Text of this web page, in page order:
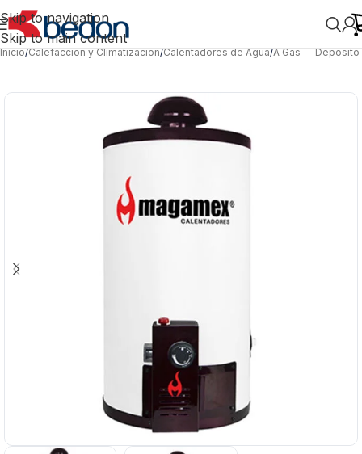
Skip to navigation
Skip to main content
Inicio/Calefacción y Climatización/Calentadores de Agua/A Gas — Depósito